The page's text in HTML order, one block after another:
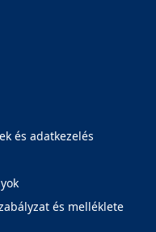
és adatkezelés
és melléklete